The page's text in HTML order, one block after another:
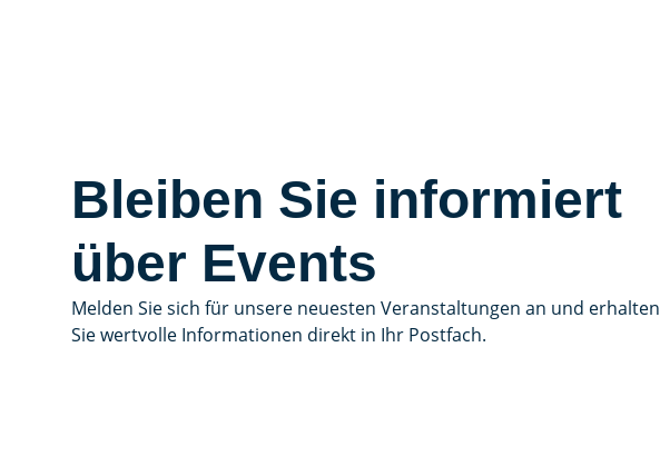
Bleiben Sie informiert
über Events
Melden Sie sich für unsere neuesten Veranstaltungen an und erhalten
Sie wertvolle Informationen direkt in Ihr Postfach.